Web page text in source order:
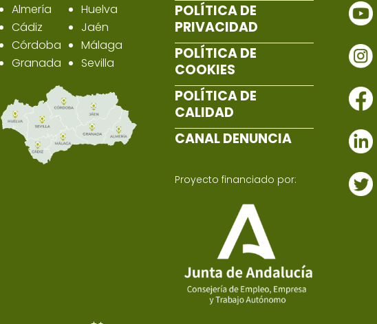
Almería
Cádiz
Córdoba
Granada
Huelva
Jaén
Málaga
Sevilla
POLÍTICA DE
PRIVACIDAD
POLÍTICA DE
COOKIES
POLÍTICA DE
CALIDAD
CANAL DENUNCIA
Proyecto financiado por: